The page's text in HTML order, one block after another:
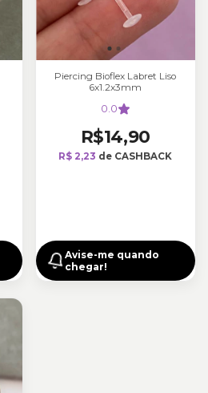
Piercing Bioflex Labret Liso
6x1.2x3mm
0.0
R$14,90
R$ 2,23 de CASHBACK
Avise-me quando
chegar!